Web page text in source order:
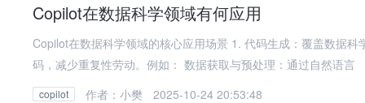
Copilot在数据科学领域有何应用
Copilot在数据科学领域的核心应用场景 1. 代码生成：覆盖数据
码，减少重复性劳动。例如： 数据获取与预处理：通过自然语言
copilot 作者：小樊 2025-10-24 20:53:48